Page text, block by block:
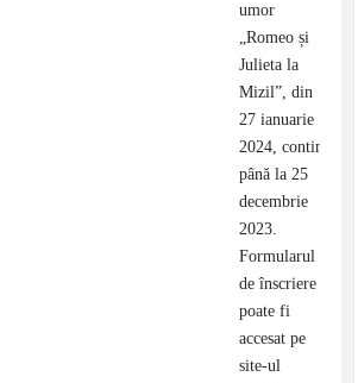
umor
„Romeo și
Julieta la
Mizil”, din
27 ianuarie
2024, continuă
până la 25
decembrie
2023.
Formularul
de înscriere
poate fi
accesat pe
site-ul